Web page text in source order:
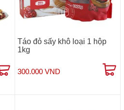
Táo đỏ sấy khô loại 1 hộp
1kg
300.000 VND